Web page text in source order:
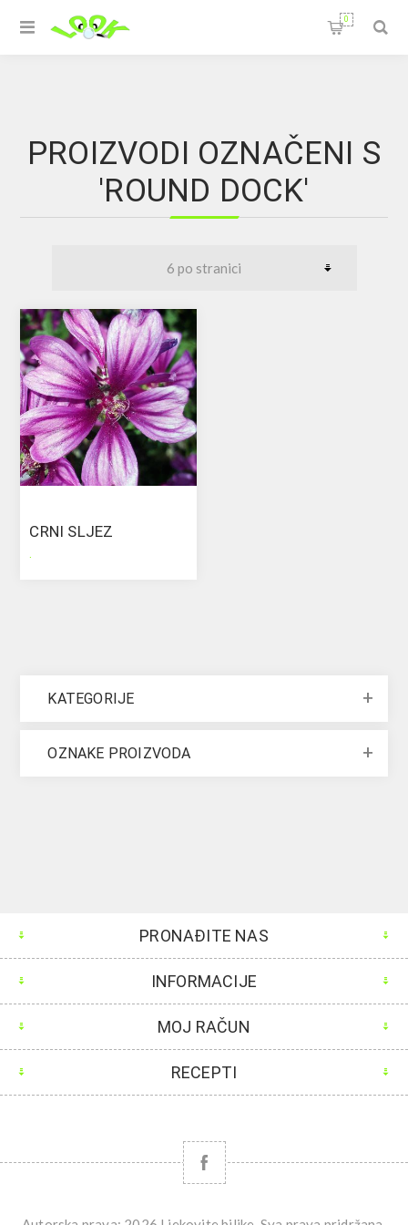
0
PROIZVODI OZNAČENI S
'ROUND DOCK'
CRNI SLJEZ
KATEGORIJE
OZNAKE PROIZVODA
PRONAĐITE NAS
INFORMACIJE
MOJ RAČUN
RECEPTI